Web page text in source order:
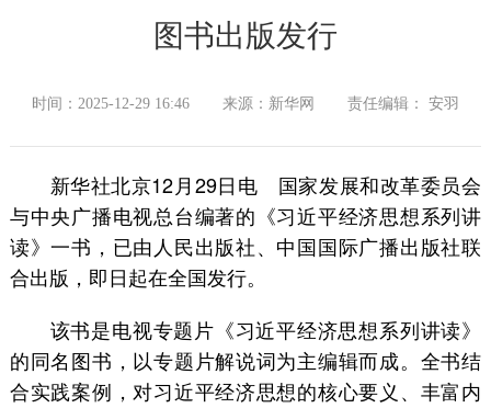
图书出版发行
时间：2025-12-29 16:46 来源：新华网 责任编辑： 安羽
新华社北京12月29日电 国家发展和改革委员会
与中央广播电视总台编著的《习近平经济思想系列讲
读》一书，已由人民出版社、中国国际广播出版社联
合出版，即日起在全国发行。
该书是电视专题片《习近平经济思想系列讲读》
的同名图书，以专题片解说词为主编辑而成。全书结
合实践案例，对习近平经济思想的核心要义、丰富内